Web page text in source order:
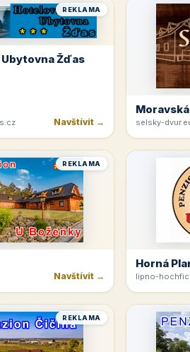
REKLAMA
Žďas
Navštívit → selsky-
REKLAMA
Navštívit →
Horná
lipno-
REKLAMA